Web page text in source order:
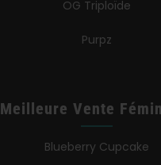
OG Triploïde
Purpz
Meilleure Vente
Blueberry Cupcake